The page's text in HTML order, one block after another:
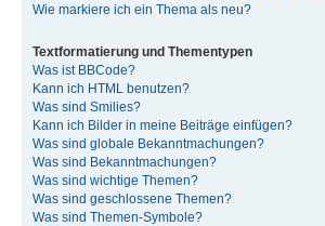
Wie markiere ich ein Thema als neu?
Textformatierung und Thementypen
Was ist BBCode?
Kann ich HTML benutzen?
Was sind Smilies?
Kann ich Bilder in meine Beiträge einfügen?
Was sind globale Bekanntmachungen?
Was sind Bekanntmachungen?
Was sind wichtige Themen?
Was sind geschlossene Themen?
Was sind Themen-Symbole?